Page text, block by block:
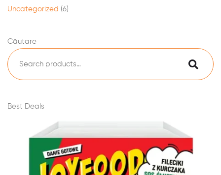
Uncategorized (6)
Căutare
Best Deals